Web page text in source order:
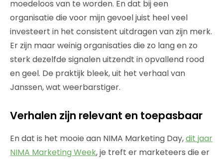
moedeloos van te worden. En dat bij een
organisatie die voor mijn gevoel juist heel veel
investeert in het consistent uitdragen van zijn merk.
Er zijn maar weinig organisaties die zo lang en zo
sterk dezelfde signalen uitzendt in opvallend rood
en geel. De praktijk bleek, uit het verhaal van
Janssen, wat weerbarstiger.
Verhalen zijn relevant en toepasbaar
En dat is het mooie aan NIMA Marketing Day,dit jaar
NIMA Marketing Week, je treft er marketeers die er